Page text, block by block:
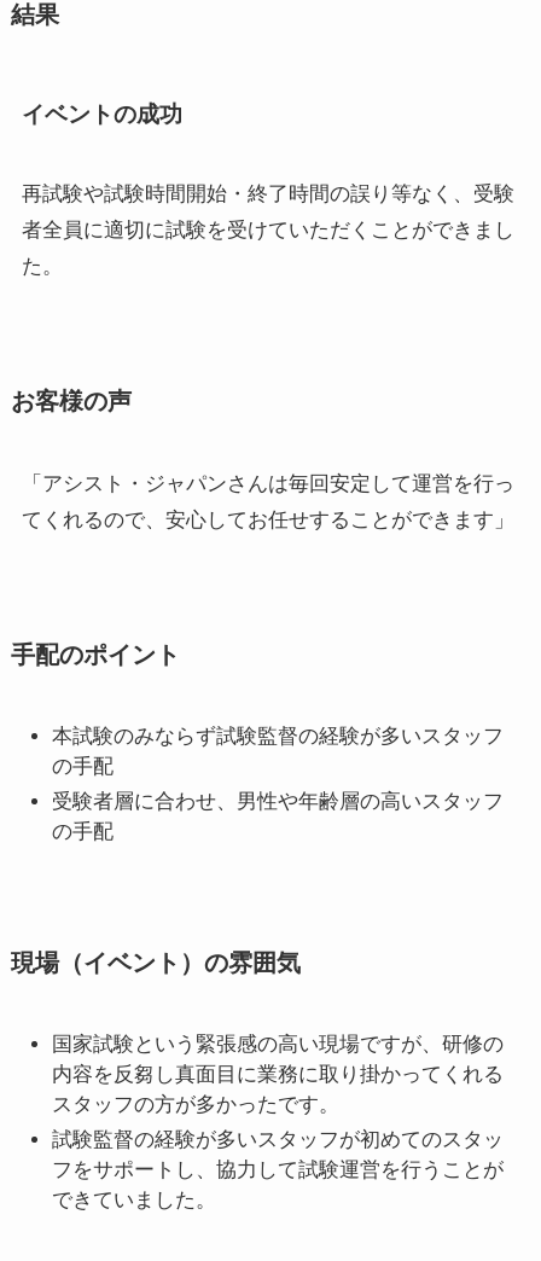
結果
イベントの成功
再試験や試験時間開始・終了時間の誤り等なく、受験
者全員に適切に試験を受けていただくことができまし
た。
お客様の声
「アシスト・ジャパンさんは毎回安定して運営を行っ
てくれるので、安心してお任せすることができます」
手配のポイント
本試験のみならず試験監督の経験が多いスタッフ
の手配
受験者層に合わせ、男性や年齢層の高いスタッフ
の手配
現場（イベント）の雰囲気
国家試験という緊張感の高い現場ですが、研修の
内容を反芻し真面目に業務に取り掛かってくれる
スタッフの方が多かったです。
試験監督の経験が多いスタッフが初めてのスタッ
フをサポートし、協力して試験運営を行うことが
できていました。